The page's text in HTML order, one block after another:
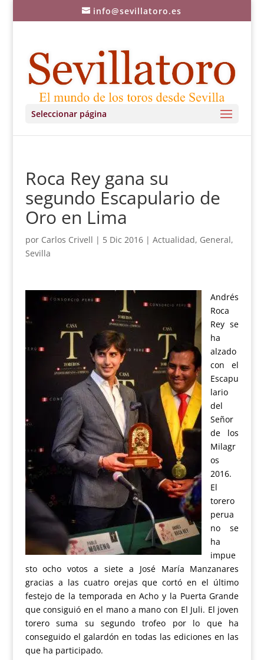
info@sevillatoro.es
Seleccionar página
Roca Rey gana su
segundo Escapulario de
Oro en Lima
por Carlos Crivell | 5 Dic 2016| Actualidad, General,
Sevilla
Andrés
Roca
Rey se
ha
alzado
con el
Escapu
lario
del
Señor
de los
Milagr
os
2016.
El
torero
perua
no se
ha
impue
sto ocho votos a siete a José María Manzanares
gracias a las cuatro orejas que cortó en el último
festejo de la temporada en Acho y la Puerta Grande
que consiguió en el mano a mano con El Juli. El joven
torero suma su segundo trofeo por lo que ha
conseguido el galardón en todas las ediciones en las
que ha participado.